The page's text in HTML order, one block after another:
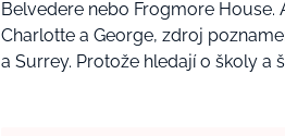
Belvedere nebo Frogmore House.
Charlotte a George, zdroj
a Surrey. Protože hledají o školy a